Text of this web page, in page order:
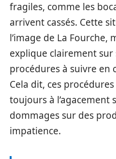
fragiles, comme les
arrivent cassés. Cette
l’image de La Fourche,
explique clairement sur
procédures à suivre en
Cela dit, ces
toujours à l’agacement
dommages sur des
impatience.